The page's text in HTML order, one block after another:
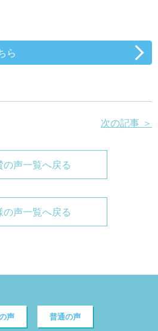
ら
次の記事 ＞
の声一覧へ戻る
の声一覧へ戻る
声 普通の声